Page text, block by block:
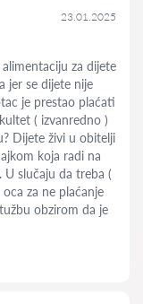
23.01.2025
za dijete
jer se dijete nije
je prestao plaćati
( izvanredno )
Dijete živi u obitelji
koja radi na
U slučaju da treba (
za ne plaćanje
obzirom da je